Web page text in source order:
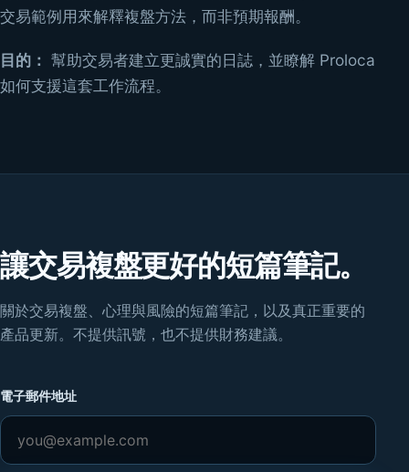
交易範例用來解釋複盤方法，而非預期報酬。
目的： 幫助交易者建立更誠實的日誌，並瞭解 Proloca
如何支援這套工作流程。
讓交易複盤更好的短篇筆記。
關於交易複盤、心理與風險的短篇筆記，以及真正重要的
產品更新。不提供訊號，也不提供財務建議。
電子郵件地址